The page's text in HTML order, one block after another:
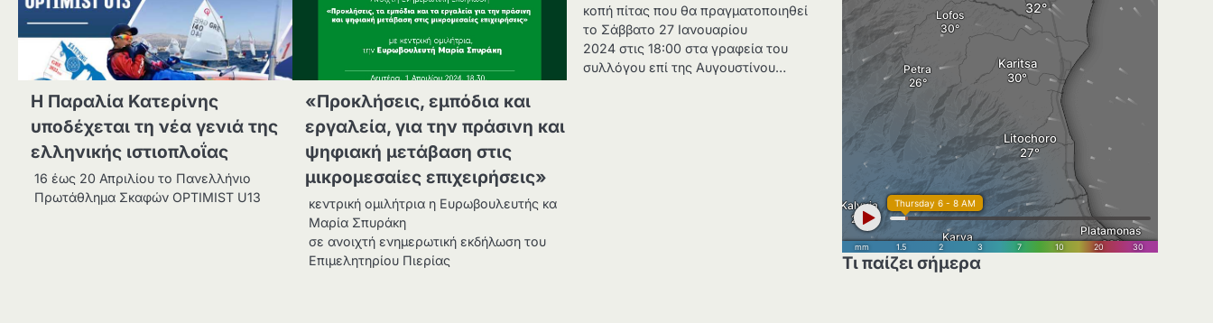
Η Παραλία Κατερίνης
υποδέχεται τη νέα γενιά της
ελληνικής ιστιοπλοΐας
16 έως 20 Απριλίου το Πανελλήνιο
Πρωτάθλημα Σκαφών OPTIMIST U13
«Προκλήσεις, εμπόδια και
εργαλεία, για την πράσινη και
ψηφιακή μετάβαση στις
μικρομεσαίες επιχειρήσεις»
κεντρική ομιλήτρια η Ευρωβουλευτής κα
Μαρία Σπυράκη
σε ανοιχτή ενημερωτική εκδήλωση του
Επιμελητηρίου Πιερίας
κοπή πίτας που θα πραγματοποιηθεί
το Σάββατο 27 Ιανουαρίου
2024 στις 18:00 στα γραφεία του
συλλόγου επί της Αυγουστίνου…
Τι παίζει σήμερα